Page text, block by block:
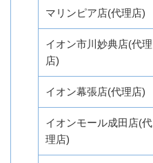
マリンピア店(代理店)
イオン市川妙典店(代理
店)
イオン幕張店(代理店)
イオンモール成田店(代
理店)